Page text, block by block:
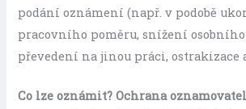
podání oznámení (např. v podobě
pracovního poměru, snížení
převedení na jinou práci, ostrakizace
Co lze oznámit?Ochrana